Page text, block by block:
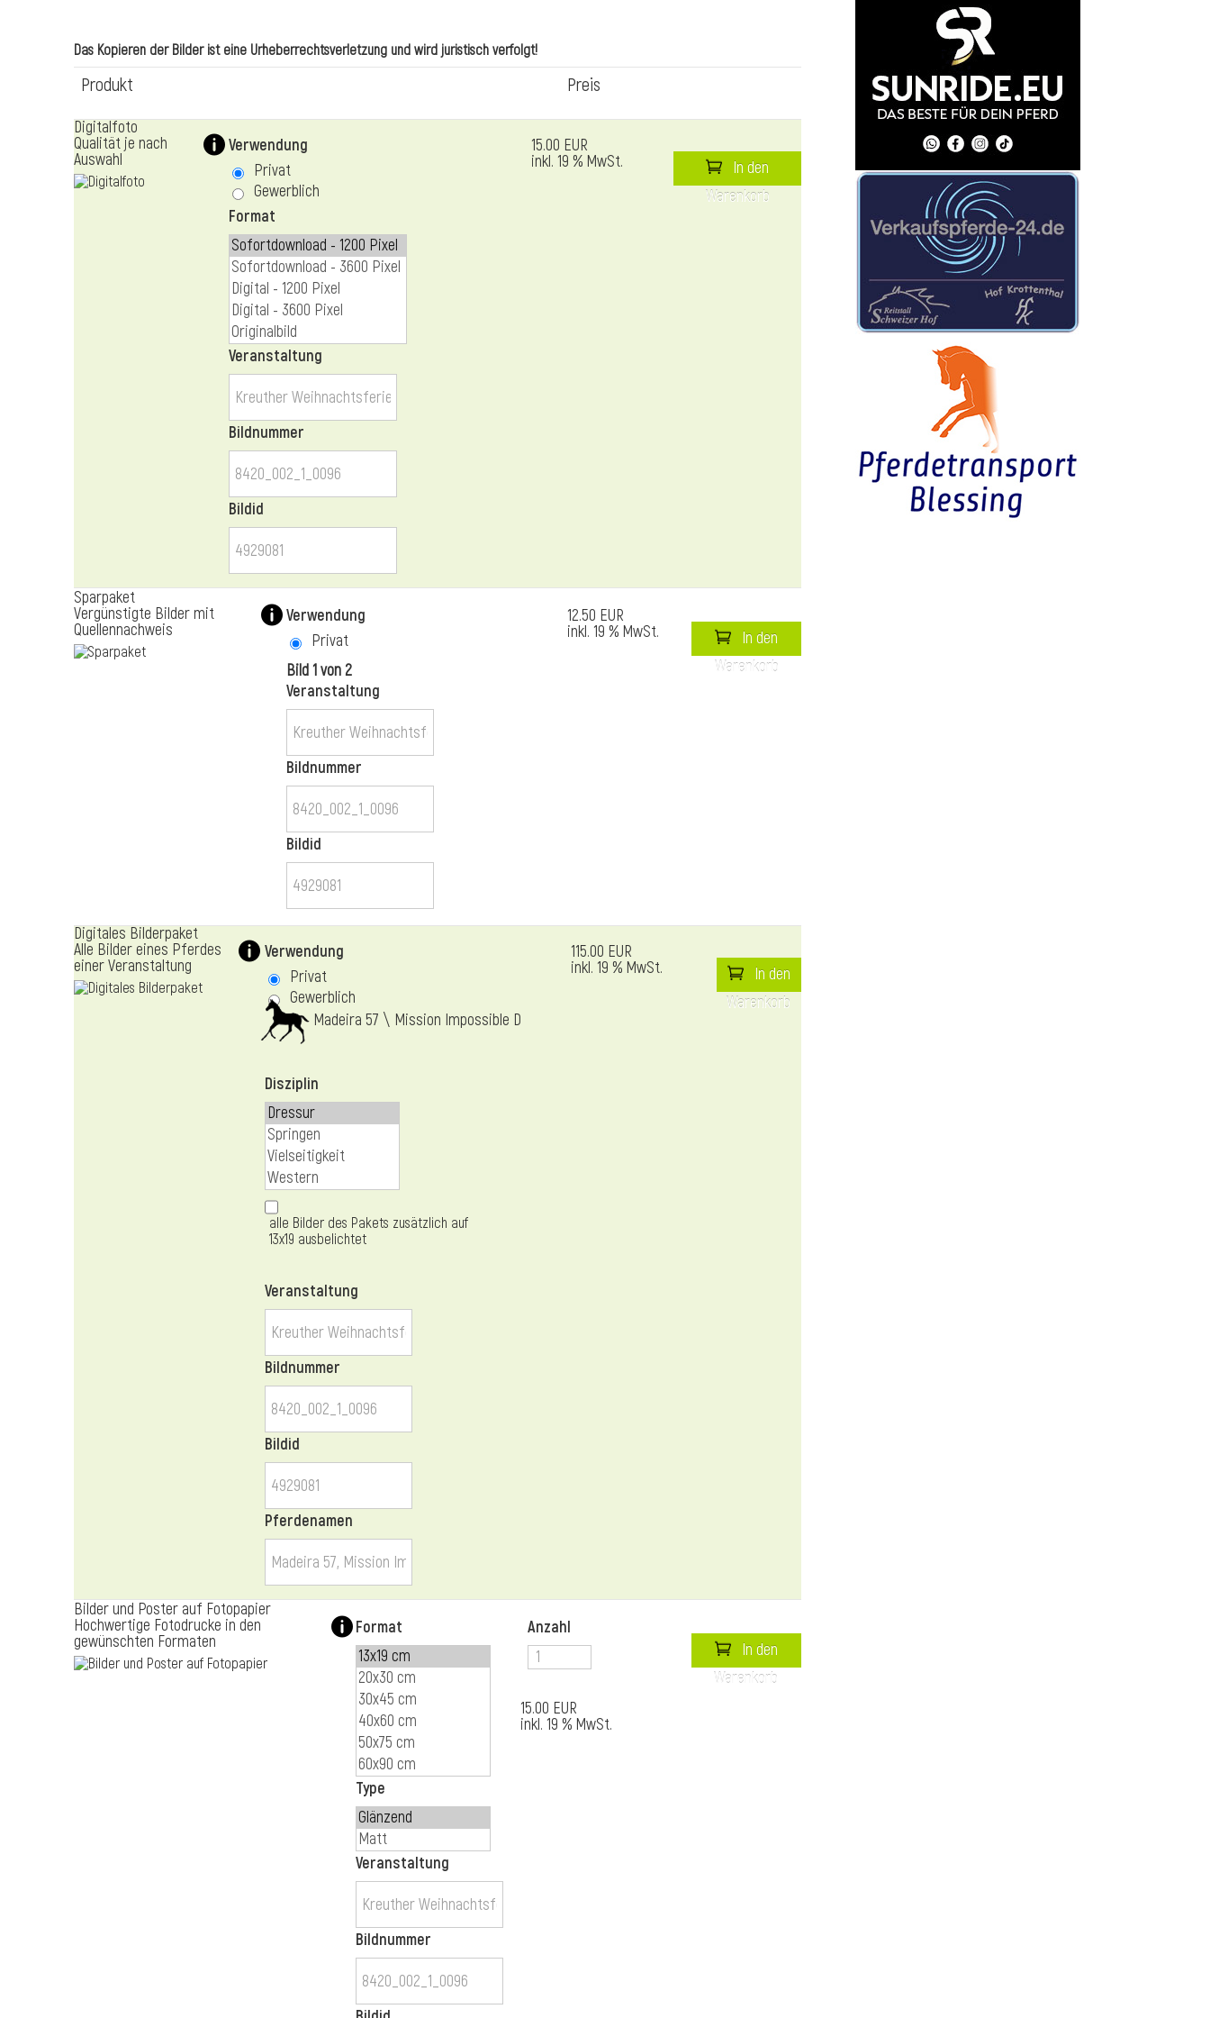
Das Kopieren der Bilder ist eine Urheberrechtsverletzung und wird juristisch verfolgt!
Produkt Preis
Digitalfoto
Qualität je nach
Auswahl
Verwendung
Privat
Gewerblich
Format
Veranstaltung
Bildnummer
Bildid
15.00 EUR
inkl. 19 % MwSt.
In den
Warenkorb
Sparpaket
Vergünstigte Bilder mit
Quellennachweis
Verwendung
Privat
Bild 1 von 2
Veranstaltung
Bildnummer
Bildid
12.50 EUR
inkl. 19 % MwSt.
In den
Warenkorb
Digitales Bilderpaket
Alle Bilder eines Pferdes
einer Veranstaltung
Madeira 57 \ Mission Impossible D
Verwendung
Privat
Gewerblich
Disziplin
alle Bilder des Pakets zusätzlich auf
13x19 ausbelichtet
Veranstaltung
Bildnummer
Bildid
Pferdenamen
115.00 EUR
inkl. 19 % MwSt.
In den
Warenkorb
Bilder und Poster auf Fotopapier
Hochwertige Fotodrucke in den
gewünschten Formaten
Format
Type
Veranstaltung
Bildnummer
Anzahl
15.00 EUR
inkl. 19 % MwSt.
In den
Warenkorb